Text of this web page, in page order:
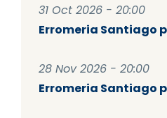
31 Oct 2026 - 20:00
Erromeria Santiago
28 Nov 2026 - 20:00
Erromeria Santiago